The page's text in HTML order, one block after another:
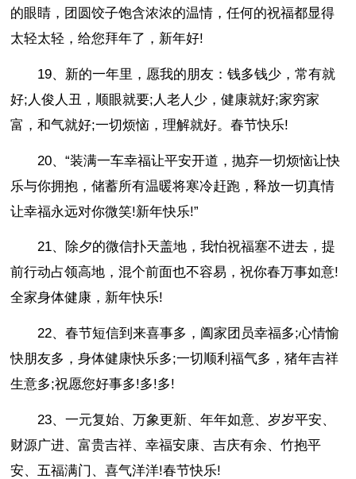
的眼睛，团圆饺子饱含浓浓的温情，任何的祝福都显得
太轻太轻，给您拜年了，新年好!
19、新的一年里，愿我的朋友：钱多钱少，常有就
好;人俊人丑，顺眼就要;人老人少，健康就好;家穷家
富，和气就好;一切烦恼，理解就好。春节快乐!
20、“装满一车幸福让平安开道，抛弃一切烦恼让快
乐与你拥抱，储蓄所有温暖将寒冷赶跑，释放一切真情
让幸福永远对你微笑!新年快乐!”
21、除夕的微信扑天盖地，我怕祝福塞不进去，提
前行动占领高地，混个前面也不容易，祝你春万事如意!
全家身体健康，新年快乐!
22、春节短信到来喜事多，阖家团员幸福多;心情愉
快朋友多，身体健康快乐多;一切顺利福气多，猪年吉祥
生意多;祝愿您好事多!多!多!
23、一元复始、万象更新、年年如意、岁岁平安、
财源广进、富贵吉祥、幸福安康、吉庆有余、竹抱平
安、五福满门、喜气洋洋!春节快乐!